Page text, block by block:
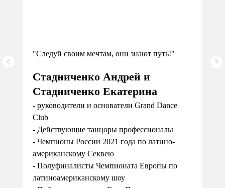
"Следуй своим мечтам, они знают путь!"
Стадниченко Андрей и
Стадниченко Екатерина
- руководители и основатели Grand Dance
Club
- Действующие танцоры профессионалы
- Чемпионы России 2021 года по латино-
американскому Секвею
- Полуфиналисты Чемпионата Европы по
латиноамериканскому шоу